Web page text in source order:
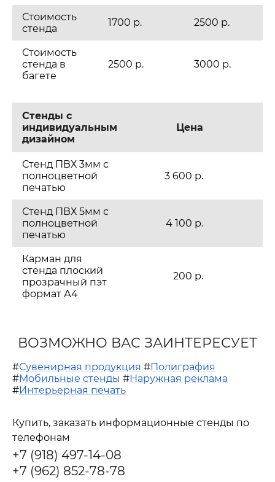
Стоимость
стенда
1700 р. 2500 р.
Стоимость
стенда в
багете
2500 р. 3000 р.
Стенды с
индивидуальным
дизайном
Цена
Стенд ПВХ 3мм с
полноцветной
печатью
3 600 р.
Стенд ПВХ 5мм с
полноцветной
печатью
4 100 р.
Карман для
стенда плоский
прозрачный пэт
формат А4
200 р.
ВОЗМОЖНО ВАС ЗАИНТЕРЕСУЕТ
#Сувенирная продукция #Полиграфия
#Мобильные стенды #Наружная реклама
#Интерьерная печать
Купить, заказать информационные стенды по
телефонам
+7 (918) 497-14-08
+7 (962) 852-78-78